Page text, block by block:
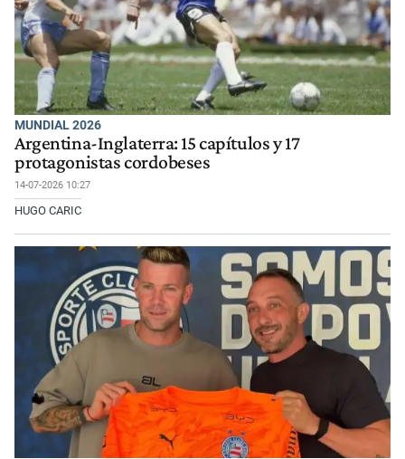
MUNDIAL 2026
Argentina-Inglaterra: 15 capítulos y 17
protagonistas cordobeses
14-07-2026 10:27
HUGO CARIC